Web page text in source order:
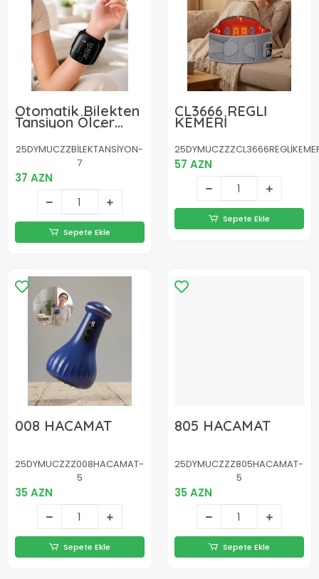
Otomatik Bilekten
Tansiyon Ölçer
Şarjlı Dijital Ölçüm
Cihazı
25DYMUCZZBİLEKTANSİYON-
7
37 AZN
Sepete Ekle
CL3666 REGLİ
KEMERİ
57 AZN
Sepete Ekle
008 HACAMAT
25DYMUCZZZ008HACAMAT-
5
35 AZN
Sepete Ekle
805 HACAMAT
25DYMUCZZZ805HACAMAT-
5
35 AZN
Sepete Ekle